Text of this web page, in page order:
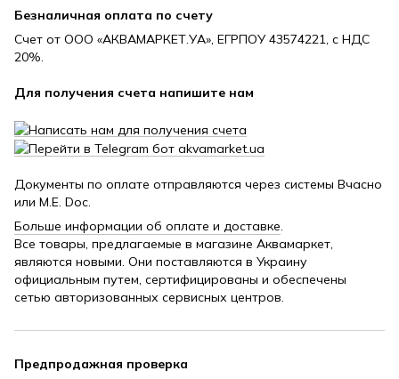
Безналичная оплата по счету
Счет от ООО «АКВАМАРКЕТ.УА», ЕГРПОУ 43574221, с НДС
20%.
Для получения счета напишите нам
Документы по оплате отправляются через системы Вчасно
или M.E. Doc.
Больше информации об оплате и доставке.
Все товары, предлагаемые в магазине Аквамаркет,
являются новыми. Они поставляются в Украину
официальным путем, сертифицированы и обеспечены
сетью авторизованных сервисных центров.
Предпродажная проверка